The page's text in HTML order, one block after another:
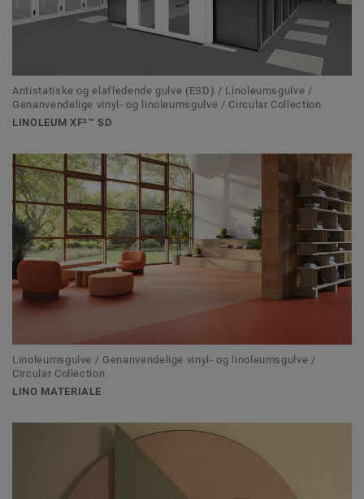
Antistatiske og elafledende gulve (ESD) / Linoleumsgulve /
Genanvendelige vinyl- og linoleumsgulve / Circular Collection
LINOLEUM XF²™ SD
Linoleumsgulve / Genanvendelige vinyl- og linoleumsgulve /
Circular Collection
LINO MATERIALE